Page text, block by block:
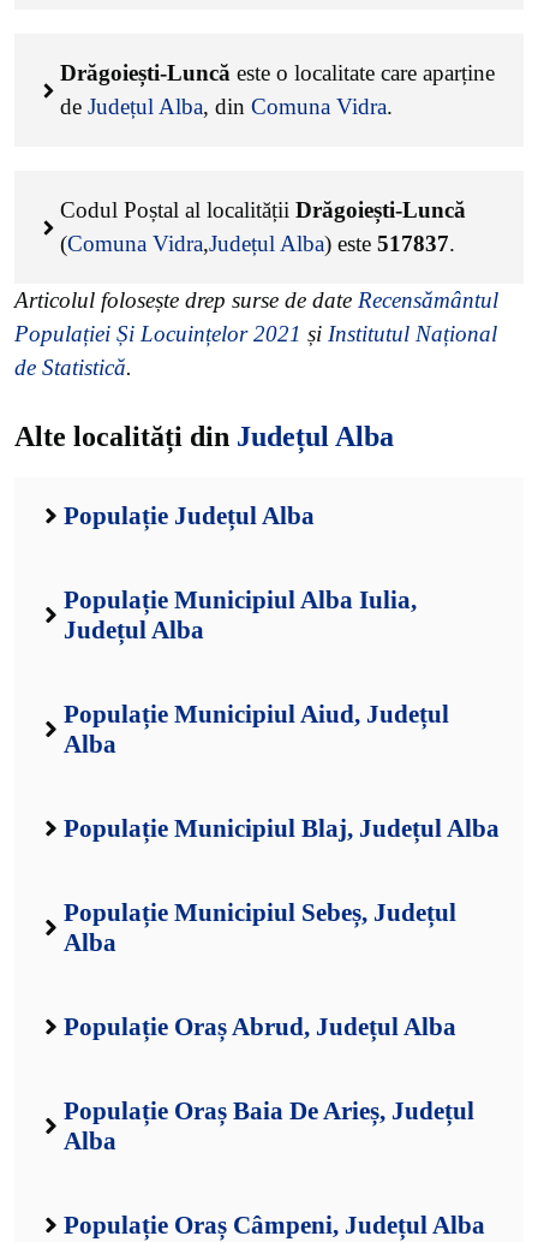
Drăgoiești-Luncă este o localitate care aparține
de Județul Alba, din Comuna Vidra.
Codul Poștal al localității Drăgoiești-Luncă
(Comuna Vidra,Județul Alba) este 517837.
Articolul folosește drep surse de date Recensământul
Populației Și Locuințelor 2021 și Institutul Național
de Statistică.
Alte localități din Județul Alba
Populație Județul Alba
Populație Municipiul Alba Iulia,
Județul Alba
Populație Municipiul Aiud, Județul
Alba
Populație Municipiul Blaj, Județul Alba
Populație Municipiul Sebeș, Județul
Alba
Populație Oraș Abrud, Județul Alba
Populație Oraș Baia De Arieș, Județul
Alba
Populație Oraș Câmpeni, Județul Alba